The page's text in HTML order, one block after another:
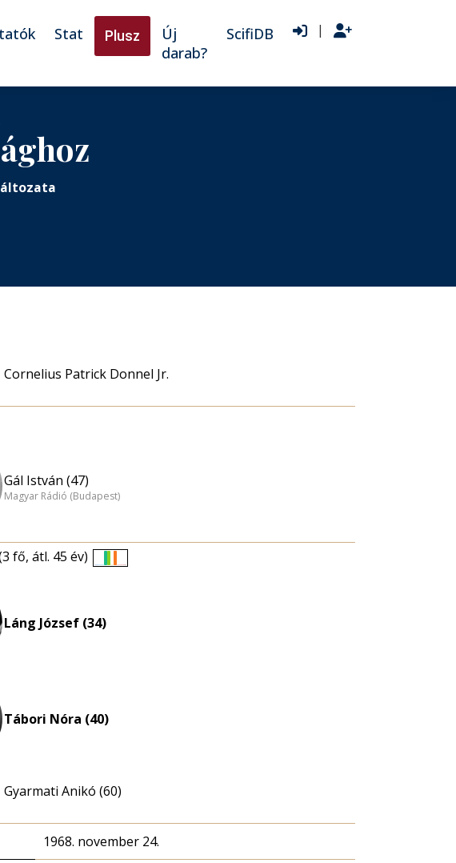
Stat Plusz
Új
darab?
ScifiDB |
Cornelius Patrick Donnel Jr.
Gál István (47)
Magyar Rádió (Budapest)
fő, átl. 45 év)
Láng József (34)
Tábori Nóra (40)
Gyarmati Anikó (60)
1968. november 24.